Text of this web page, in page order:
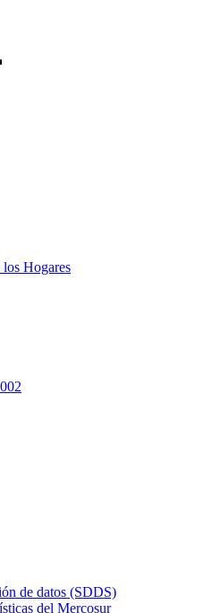
los Hogares
de datos (SDDS)
del Mercosur